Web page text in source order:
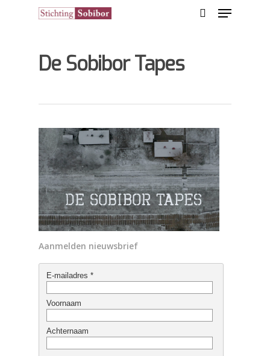
Hit enter to search or ESC to close
De Sobibor Tapes
Aanmelden nieuwsbrief